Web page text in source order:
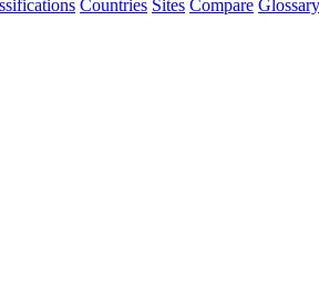
Countries Sites Compare Glossary